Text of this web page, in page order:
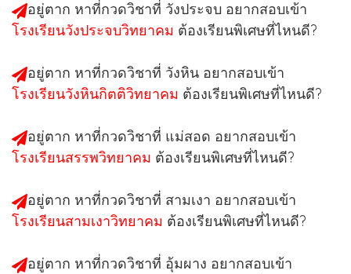
อยู่ตาก หาที่กวดวิชาที่ วังประจบ อยากสอบเข้า
โรงเรียนวังประจบวิทยาคม ต้องเรียนพิเศษที่ไหนดี?
อยู่ตาก หาที่กวดวิชาที่ วังหิน อยากสอบเข้า
โรงเรียนวังหินกิตติวิทยาคม ต้องเรียนพิเศษที่ไหนดี?
อยู่ตาก หาที่กวดวิชาที่ แม่สอด อยากสอบเข้า
โรงเรียนสรรพวิทยาคม ต้องเรียนพิเศษที่ไหนดี?
อยู่ตาก หาที่กวดวิชาที่ สามเงา อยากสอบเข้า
โรงเรียนสามเงาวิทยาคม ต้องเรียนพิเศษที่ไหนดี?
อยู่ตาก หาที่กวดวิชาที่ อุ้มผาง อยากสอบเข้า